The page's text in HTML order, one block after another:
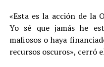
«Esta es la acción de la
Yo sé que jamás he
mafiosos o haya
recursos oscuros», cerró